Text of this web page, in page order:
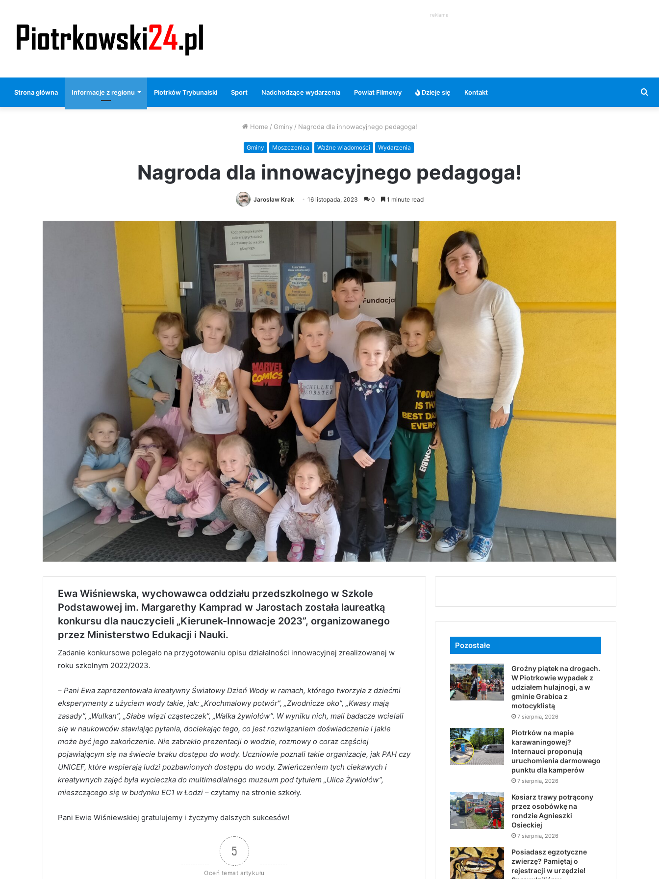
reklama
Strona główna Informacje z regionu Piotrków Trybunalski Sport Nadchodzące wydarzenia Powiat Filmowy Dzieje się Kontakt
Home / Gminy / Nagroda dla innowacyjnego pedagoga!
Gminy Moszczenica Ważne wiadomości Wydarzenia
Nagroda dla innowacyjnego pedagoga!
Jarosław Krak 16 listopada, 2023 0 1 minute read
Ewa Wiśniewska, wychowawca oddziału przedszkolnego w Szkole
Podstawowej im. Margarethy Kamprad w Jarostach została laureatką
konkursu dla nauczycieli „Kierunek-Innowacje 2023”, organizowanego
przez Ministerstwo Edukacji i Nauki.
Zadanie konkursowe polegało na przygotowaniu opisu działalności innowacyjnej zrealizowanej w
roku szkolnym 2022/2023.
– Pani Ewa zaprezentowała kreatywny Światowy Dzień Wody w ramach, którego tworzyła z dziećmi
eksperymenty z użyciem wody takie, jak: „Krochmalowy potwór”, „Zwodnicze oko”, „Kwasy mają
zasady”, „Wulkan”, „Słabe więzi cząsteczek”, „Walka żywiołów”. W wyniku nich, mali badacze wcielali
się w naukowców stawiając pytania, dociekając tego, co jest rozwiązaniem doświadczenia i jakie
może być jego zakończenie. Nie zabrakło prezentacji o wodzie, rozmowy o coraz częściej
pojawiającym się na świecie braku dostępu do wody. Uczniowie poznali takie organizacje, jak PAH czy
UNICEF, które wspierają ludzi pozbawionych dostępu do wody. Zwieńczeniem tych ciekawych i
kreatywnych zajęć była wycieczka do multimedialnego muzeum pod tytułem „Ulica Żywiołów”,
mieszczącego się w budynku EC1 w Łodzi – czytamy na stronie szkoły.
Pani Ewie Wiśniewskiej gratulujemy i życzymy dalszych sukcesów!
5
Oceń temat artykułu
Pozostałe
Groźny piątek na drogach.
W Piotrkowie wypadek z
udziałem hulajnogi, a w
gminie Grabica z
motocyklistą
7 sierpnia, 2026
Piotrków na mapie
karawaningowej?
Internauci proponują
uruchomienia darmowego
punktu dla kamperów
7 sierpnia, 2026
Kosiarz trawy potrącony
przez osobówkę na
rondzie Agnieszki
Osieckiej
7 sierpnia, 2026
Posiadasz egzotyczne
zwierzę? Pamiętaj o
rejestracji w urzędzie!